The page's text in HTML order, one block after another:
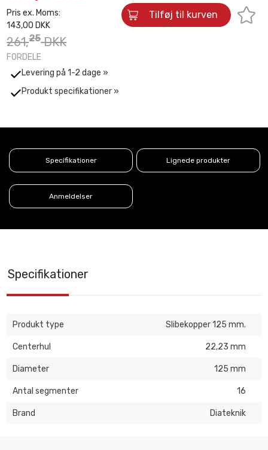
FORDELE
Levering på 1-2 dage »
Produkt specifikationer »
Pris ex. Moms:
143,00 DKK
261,25DKK
Tilføj til kurven
Specifikationer Lignede produkter
Anmeldelser
Specifikationer
Produkt type Slibekopper 125 mm.
Centerhul 22,23 mm
Diameter 125 mm
Antal segmenter 16
Brand Diateknik